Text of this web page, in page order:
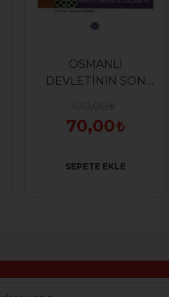
OSMANLI
DEVLETİNİN SON
70,00
SEPETE EKLE